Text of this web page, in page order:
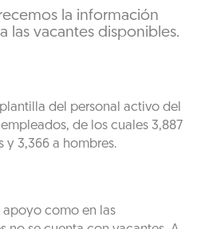
la información
las vacantes disponibles.
del personal activo del
empleados, de los cuales 3,887
y 3,366 a hombres.
apoyo como en las